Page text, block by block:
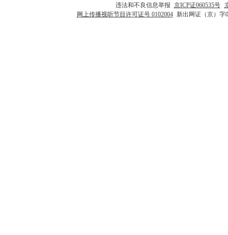
违法和不良信息举报 京ICP证060535号
网上传播视听节目许可证号 0102004 新出网证（京）